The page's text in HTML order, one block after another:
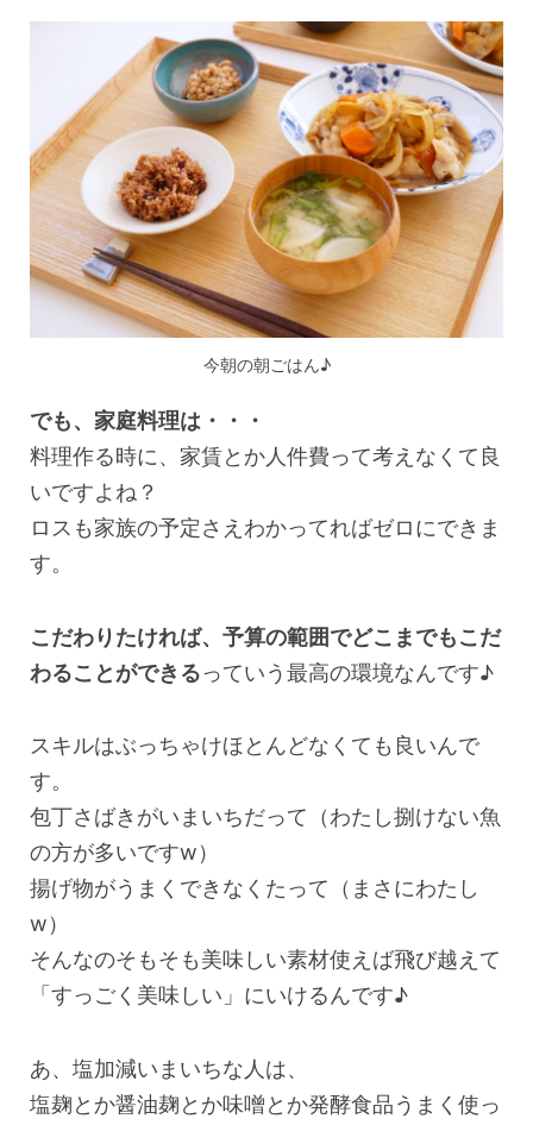
今朝の朝ごはん♪
でも、家庭料理は・・・
料理作る時に、家賃とか人件費って考えなくて良
いですよね？
ロスも家族の予定さえわかってればゼロにできま
す。
こだわりたければ、予算の範囲でどこまでもこだ
わることができるっていう最高の環境なんです♪
スキルはぶっちゃけほとんどなくても良いんで
す。
包丁さばきがいまいちだって（わたし捌けない魚
の方が多いですw）
揚げ物がうまくできなくたって（まさにわたし
w）
そんなのそもそも美味しい素材使えば飛び越えて
「すっごく美味しい」にいけるんです♪
あ、塩加減いまいちな人は、
塩麹とか醤油麹とか味噌とか発酵食品うまく使っ